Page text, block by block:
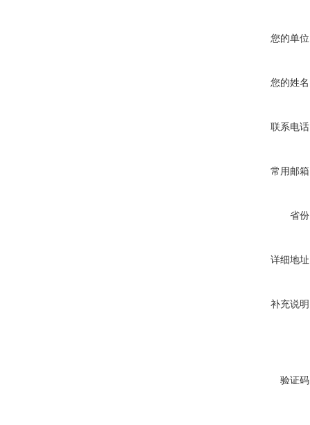
您的单
您的姓
联系电
常用邮
省
详细地
补充说
验证